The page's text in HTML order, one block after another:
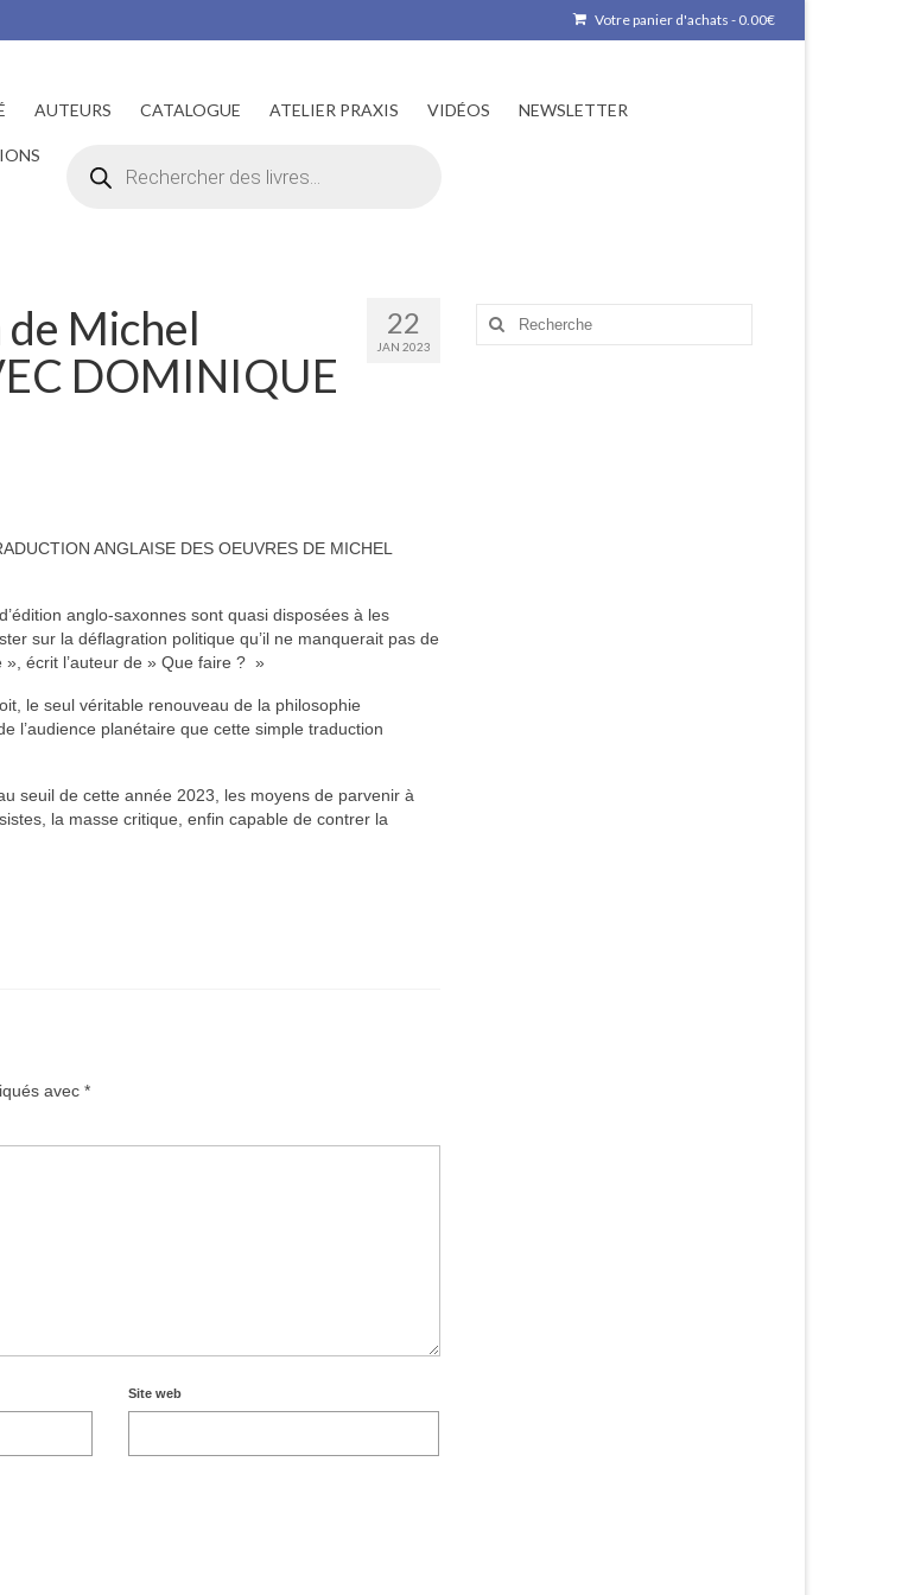
Votre panier d'achats - 0.00€
AUTEURS CATALOGUE ATELIER PRAXIS VIDÉOS NEWSLETTER
produits
22
JAN 2023
Michel
DOMINIQUE
ANGLAISE DES OEUVRES DE MICHEL
anglo-saxonnes sont quasi disposées à les
sur la déflagration politique qu’il ne manquerait pas de
écrit l’auteur de » Que faire ? »
le seul véritable renouveau de la philosophie
l’audience planétaire que cette simple traduction
seuil de cette année 2023, les moyens de parvenir à
la masse critique, enfin capable de contrer la
avec *
Site web
Rechercher